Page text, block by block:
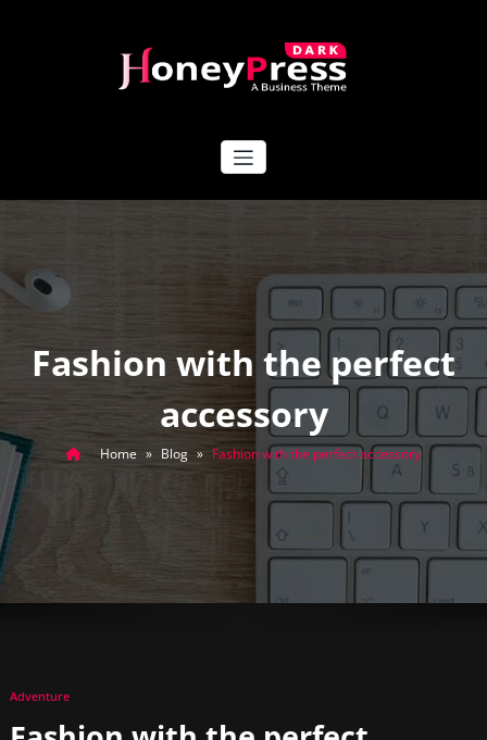
HoneyPress Dark
Fashion with the perfect
accessory
Home » Blog » Fashion with the perfect accessory
Adventure